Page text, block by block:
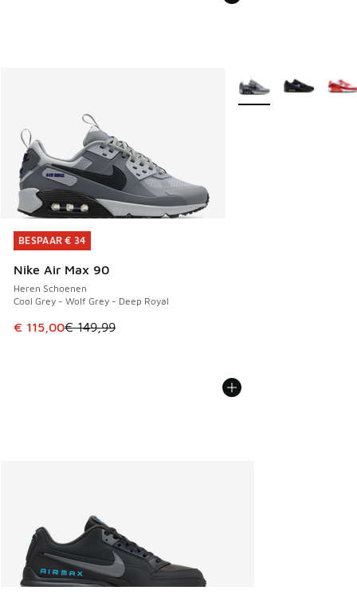
BESPAAR € 34
Nike Air Max 90
Heren Schoenen
Cool Grey - Wolf Grey - Deep Royal
Dit artikel is in de uitverkoop. Dit artikel is in de
€ 115,00€ 149,99
BESPAAR € 34
Meer kleuren